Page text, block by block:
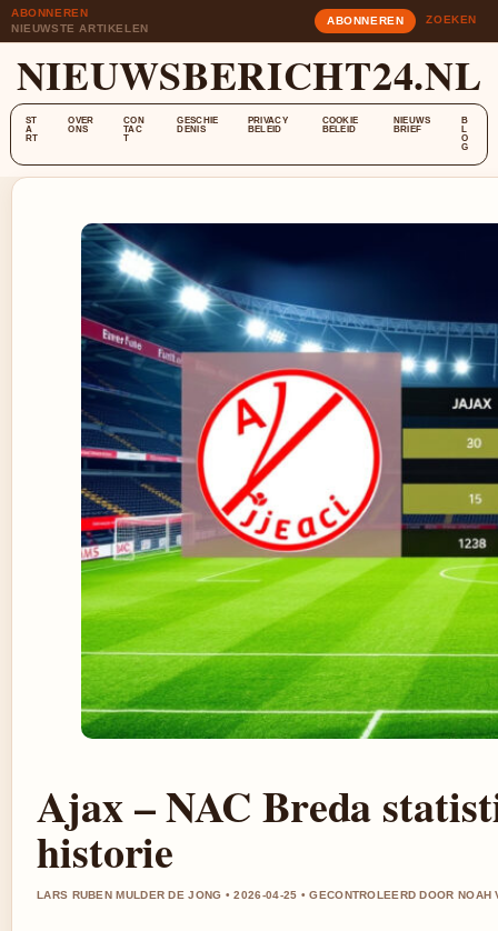
ABONNEREN
NIEUWSTE ARTIKELEN
ABONNEREN ZOEKEN
NIEUWSBERICHT24.NL
ST
A
RT
OVER
ONS
CON
TAC
T
GESCHIE
DENIS
PRIVACY
BELEID
COOKIE
BELEID
NIEUWS
BRIEF
B
L
O
G
Ajax – NAC Breda
historie
LARS RUBEN MULDER DE JONG • 2026-04-25 • GECONTROLEERD DOOR NOAH